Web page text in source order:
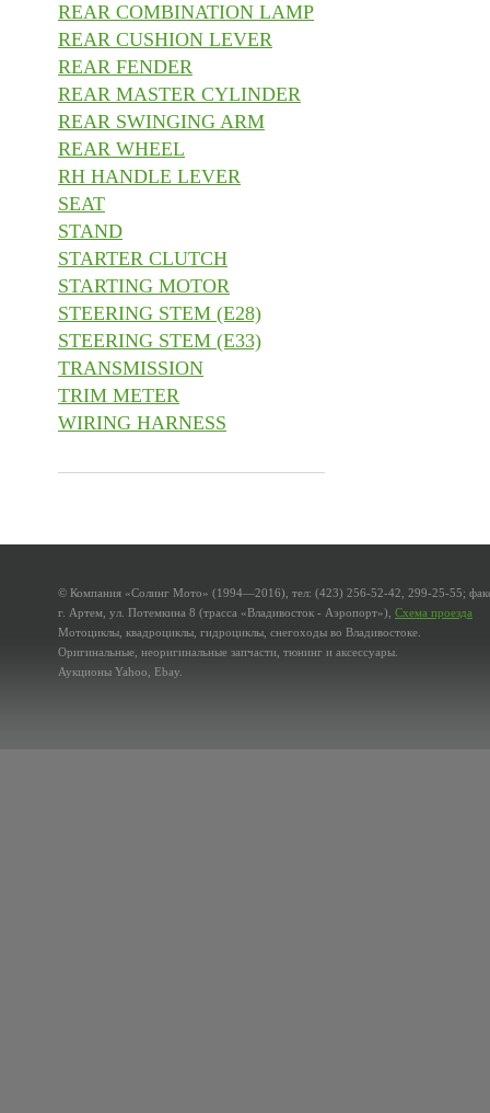
REAR COMBINATION LAMP
REAR CUSHION LEVER
REAR FENDER
REAR MASTER CYLINDER
REAR SWINGING ARM
REAR WHEEL
RH HANDLE LEVER
SEAT
STAND
STARTER CLUTCH
STARTING MOTOR
STEERING STEM (E28)
STEERING STEM (E33)
TRANSMISSION
TRIM METER
WIRING HARNESS
© Компания «Солинг Мото» (1994—2016), тел: (423) 256-52-42, 299-25-55;
г. Артем, ул. Потемкина 8 (трасса «Владивосток - Аэропорт»), Схема проезда
Мотоциклы, квадроциклы, гидроциклы, снегоходы во Владивостоке.
Оригинальные, неоригинальные запчасти, тюнинг и аксессуары.
Аукционы Yahoo, Ebay.